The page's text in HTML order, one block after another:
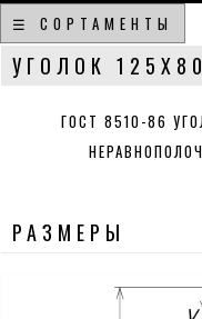
☰ СОРТАМЕНТЫ
УГОЛОК
ГОСТ 8510-86
РАЗМЕРЫ